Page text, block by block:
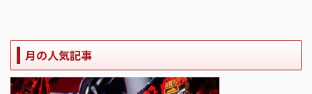
月の人気記事